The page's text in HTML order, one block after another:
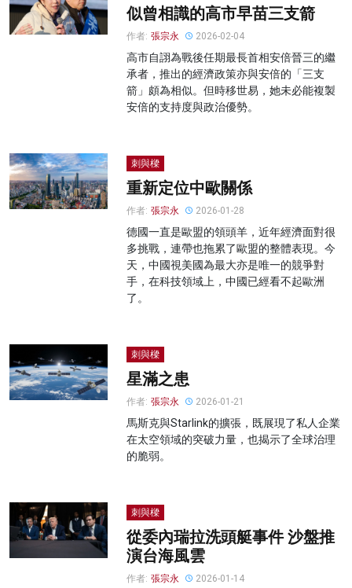
似曾相識的高市早苗三支箭
作者: 張宗永 2026-02-04
高市自詡為戰後任期最長首相安倍晉三的繼
承者，推出的經濟政策亦與安倍的「三支
箭」頗為相似。但時移世易，她未必能複製
安倍的支持度與政治優勢。
刺與樑
重新定位中歐關係
作者: 張宗永 2026-01-28
德國一直是歐盟的領頭羊，近年經濟面對很
多挑戰，連帶也拖累了歐盟的整體表現。今
天，中國視美國為最大亦是唯一的競爭對
手，在科技領域上，中國已經看不起歐洲
了。
刺與樑
星滿之患
作者: 張宗永 2026-01-21
馬斯克與Starlink的擴張，既展現了私人企業
在太空領域的突破力量，也揭示了全球治理
的脆弱。
刺與樑
從委內瑞拉洗頭艇事件 沙盤推
演台海風雲
作者: 張宗永 2026-01-14